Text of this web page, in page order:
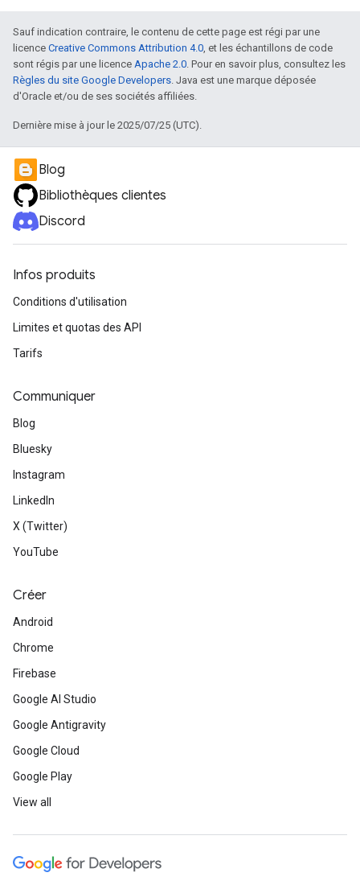
Sauf indication contraire, le contenu de cette page est régi par une
licence Creative Commons Attribution 4.0, et les échantillons de code
sont régis par une licence Apache 2.0. Pour en savoir plus, consultez les
Règles du site Google Developers. Java est une marque déposée
d'Oracle et/ou de ses sociétés affiliées.
Dernière mise à jour le 2025/07/25 (UTC).
Blog
Bibliothèques clientes
Discord
Infos produits
Conditions d'utilisation
Limites et quotas des API
Tarifs
Communiquer
Blog
Bluesky
Instagram
LinkedIn
X (Twitter)
YouTube
Créer
Android
Chrome
Firebase
Google AI Studio
Google Antigravity
Google Cloud
Google Play
View all